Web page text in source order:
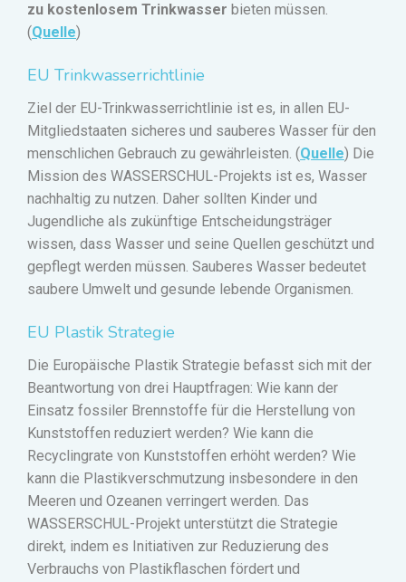
zu kostenlosem Trinkwasser bieten müssen.
(Quelle)
EU Trinkwasserrichtlinie
Ziel der EU-Trinkwasserrichtlinie ist es, in allen EU-
Mitgliedstaaten sicheres und sauberes Wasser für den
menschlichen Gebrauch zu gewährleisten. (Quelle) Die
Mission des WASSERSCHUL-Projekts ist es, Wasser
nachhaltig zu nutzen. Daher sollten Kinder und
Jugendliche als zukünftige Entscheidungsträger
wissen, dass Wasser und seine Quellen geschützt und
gepflegt werden müssen. Sauberes Wasser bedeutet
saubere Umwelt und gesunde lebende Organismen.
EU Plastik Strategie
Die Europäische Plastik Strategie befasst sich mit der
Beantwortung von drei Hauptfragen: Wie kann der
Einsatz fossiler Brennstoffe für die Herstellung von
Kunststoffen reduziert werden? Wie kann die
Recyclingrate von Kunststoffen erhöht werden? Wie
kann die Plastikverschmutzung insbesondere in den
Meeren und Ozeanen verringert werden. Das
WASSERSCHUL-Projekt unterstützt die Strategie
direkt, indem es Initiativen zur Reduzierung des
Verbrauchs von Plastikflaschen fördert und